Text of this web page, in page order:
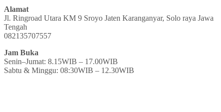
Alamat
Jl. Ringroad Utara KM 9 Sroyo Jaten Karanganyar, Solo raya Jawa
Tengah
082135707557
Jam Buka
Senin–Jumat: 8.15WIB – 17.00WIB
Sabtu & Minggu: 08:30WIB – 12.30WIB